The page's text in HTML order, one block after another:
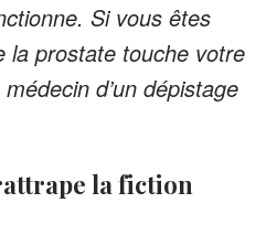
Si vous êtes
la prostate touche votre
d’un dépistage
rattrape la fiction